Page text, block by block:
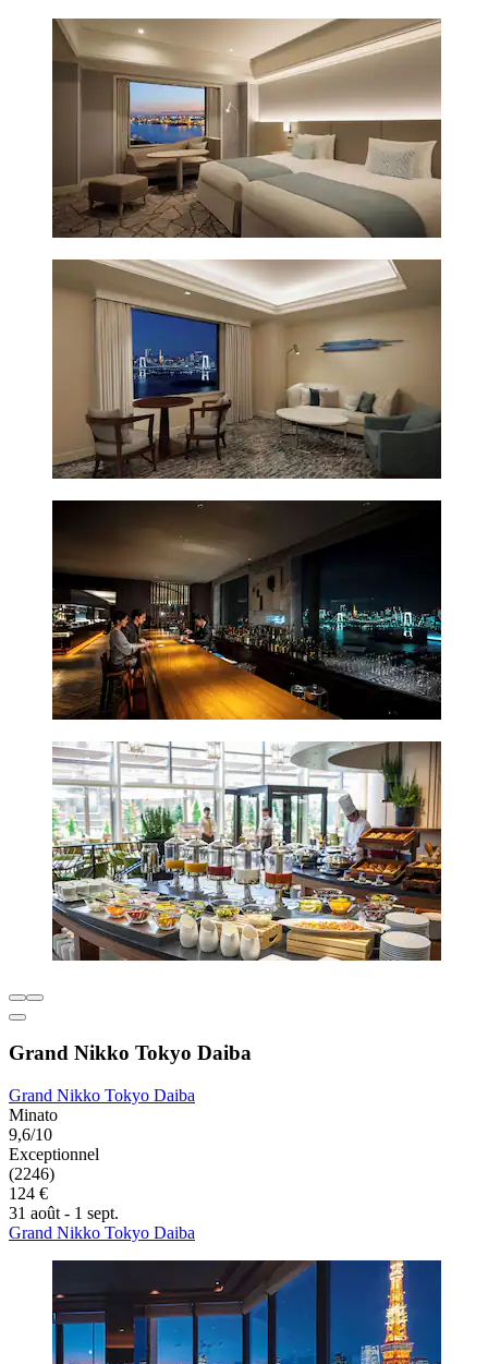
Grand Nikko Tokyo Daiba
Grand Nikko Tokyo Daiba
Minato
9,6/10
Exceptionnel
(2246)
124 €
31 août - 1 sept.
Grand Nikko Tokyo Daiba